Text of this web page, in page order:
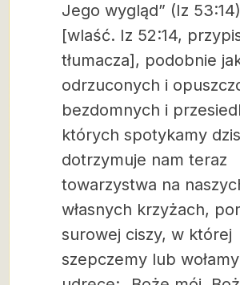
Jego wygląd” (Iz 53:14)
[wlaść. Iz 52:14,
tłumacza], podobnie
odrzuconych i
bezdomnych i
których spotykamy
dotrzymuje nam teraz
towarzystwa na
własnych krzyżach,
surowej ciszy, w której
szepczemy lub